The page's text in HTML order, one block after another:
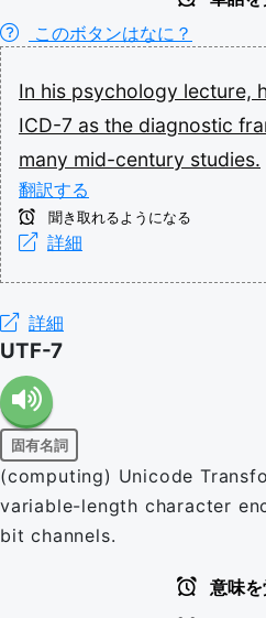
このボタンはなに？
In his psychology lecture,
ICD-7 as the diagnostic
many mid-century studies.
翻訳する
聞き取れるようになる
詳細
詳細
UTF-7
固有名詞
(computing) Unicode
variable-length character
bit channels.
意味